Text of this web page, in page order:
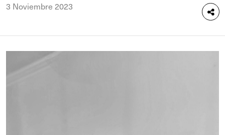
3 Noviembre 2023